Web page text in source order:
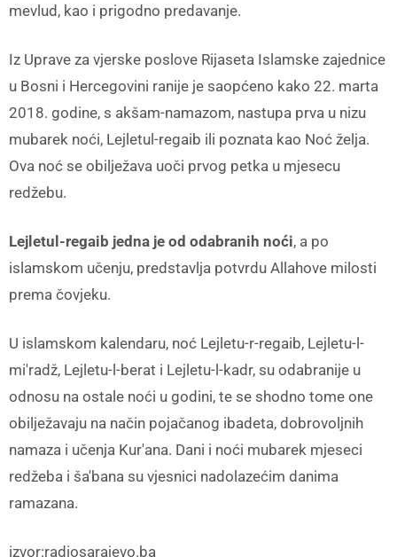
mevlud, kao i prigodno predavanje.
Iz Uprave za vjerske poslove Rijaseta Islamske zajednice
u Bosni i Hercegovini ranije je saopćeno kako 22. marta
2018. godine, s akšam-namazom, nastupa prva u nizu
mubarek noći, Lejletul-regaib ili poznata kao Noć želja.
Ova noć se obilježava uoči prvog petka u mjesecu
redžebu.
Lejletul-regaib jedna je od odabranih noći, a po
islamskom učenju, predstavlja potvrdu Allahove milosti
prema čovjeku.
U islamskom kalendaru, noć Lejletu-r-regaib, Lejletu-l-
mi'radž, Lejletu-l-berat i Lejletu-l-kadr, su odabranije u
odnosu na ostale noći u godini, te se shodno tome one
obilježavaju na način pojačanog ibadeta, dobrovoljnih
namaza i učenja Kur'ana. Dani i noći mubarek mjeseci
redžeba i ša'bana su vjesnici nadolazećim danima
ramazana.
izvor:radiosarajevo.ba